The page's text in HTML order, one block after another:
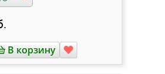
В корзину